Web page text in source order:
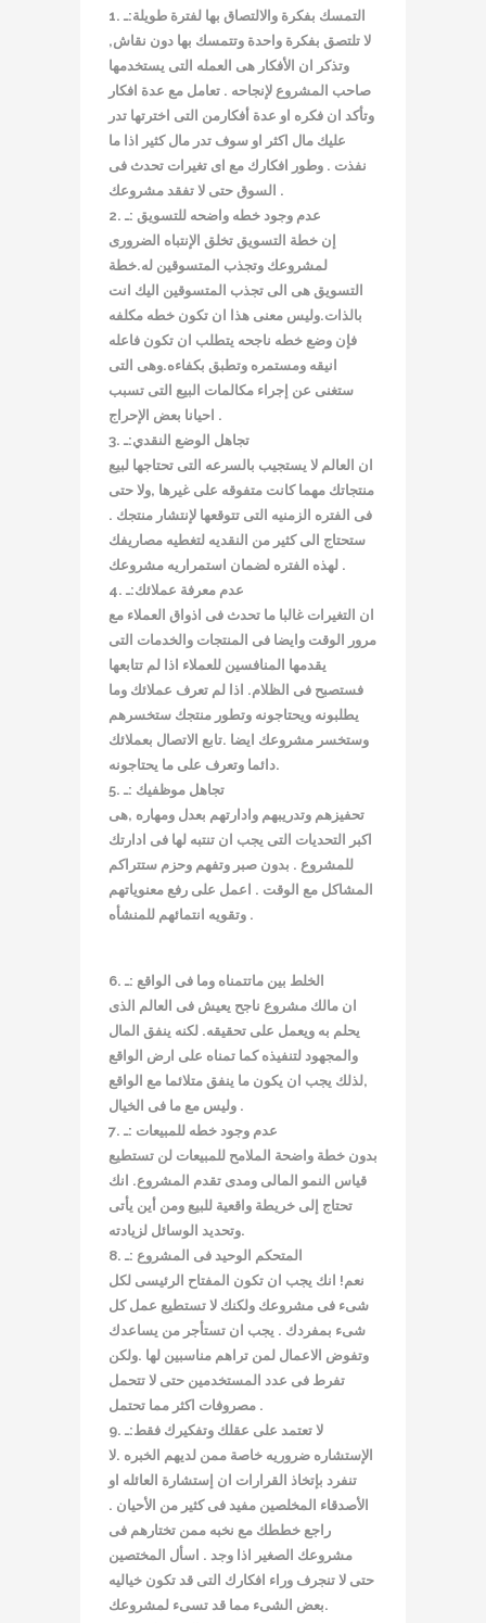
1. التمسك بفكرة والالتصاق بها لفترة طويلة:ـ
لا تلتصق بفكرة واحدة وتتمسك بها دون نقاش,
وتذكر ان الأفكار هى العمله التى يستخدمها
صاحب المشروع لإنجاحه . تعامل مع عدة افكار
وتأكد ان فكره او عدة أفكارمن التى اخترتها تدر
عليك مال اكثر او سوف تدر مال كثير اذا ما
نفذت . وطور افكارك مع اى تغيرات تحدث فى
السوق حتى لا تفقد مشروعك .
إن خطة التسويق تخلق الإنتباه الضرورى
لمشروعك وتجذب المتسوقين له.خطة
التسويق هى الى تجذب المتسوقين اليك انت
بالذات.وليس معنى هذا ان تكون خطه مكلفه
فإن وضع خطه ناجحه يتطلب ان تكون فاعله
انيقه ومستمره وتطبق بكفاءه.وهى التى
ستغنى عن إجراء مكالمات البيع التى تسبب
احيانا بعض الإحراج .
3. تجاهل الوضع النقدي:ـ
ان العالم لا يستجيب بالسرعه التى تحتاجها لبيع
منتجاتك مهما كانت متفوقه على غيرها ,ولا حتى
فى الفتره الزمنيه التى تتوقعها لإنتشار منتجك .
ستحتاج الى كثير من النقديه لتغطيه مصاريفك
لهذه الفتره لضمان استمراريه مشروعك .
4. عدم معرفة عملائك:ـ
ان التغيرات غالبا ما تحدث فى اذواق العملاء مع
مرور الوقت وايضا فى المنتجات والخدمات التى
يقدمها المنافسين للعملاء اذا لم تتابعها
فستصبح فى الظلام. اذا لم تعرف عملائك وما
يطلبونه ويحتاجونه وتطور منتجك ستخسرهم
وستخسر مشروعك ايضا .تابع الاتصال بعملائك
دائما وتعرف على ما يحتاجونه.
5. تجاهل موظفيك :ـ
تحفيزهم وتدريبهم وادارتهم بعدل ومهاره ,هى
اكبر التحديات التى يجب ان تنتبه لها فى ادارتك
للمشروع . بدون صبر وتفهم وحزم ستتراكم
المشاكل مع الوقت . اعمل على رفع معنوياتهم
وتقويه انتمائهم للمنشأه .
6. الخلط بين ماتتمناه وما فى الواقع :ـ
ان مالك مشروع ناجح يعيش فى العالم الذى
يحلم به ويعمل على تحقيقه. لكنه ينفق المال
والمجهود لتنفيذه كما تمناه على ارض الواقع
,لذلك يجب ان يكون ما ينفق متلائما مع الواقع
وليس مع ما فى الخيال .
7. عدم وجود خطه للمبيعات :ـ
بدون خطة واضحة الملامح للمبيعات لن تستطيع
قياس النمو المالى ومدى تقدم المشروع. انك
تحتاج إلى خريطة واقعية للبيع ومن أين يأتى
وتحديد الوسائل لزيادته.
8. المتحكم الوحيد فى المشروع :ـ
نعم! انك يجب ان تكون المفتاح الرئيسى لكل
شىء فى مشروعك ولكنك لا تستطيع عمل كل
شىء بمفردك . يجب ان تستأجر من يساعدك
وتفوض الاعمال لمن تراهم مناسبين لها .ولكن
تفرط فى عدد المستخدمين حتى لا تتحمل
مصروفات اكثر مما تحتمل .
9. لا تعتمد على عقلك وتفكيرك فقط:ـ
الإستشاره ضروريه خاصة ممن لديهم الخبره .لا
تنفرد بإتخاذ القرارات ان إستشارة العائله او
الأصدقاء المخلصين مفيد فى كثير من الأحيان .
راجع خططك مع نخبه ممن تختارهم فى
مشروعك الصغير اذا وجد . اسأل المختصين
حتى لا تنجرف وراء افكارك التى قد تكون خياليه
بعض الشىء مما قد تسىء لمشروعك.